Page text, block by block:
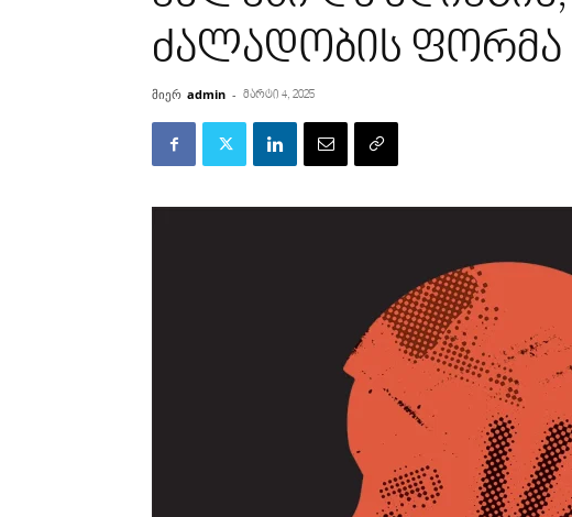
ძალადობის ფორმა
მიერ admin - მარტი 4, 2025